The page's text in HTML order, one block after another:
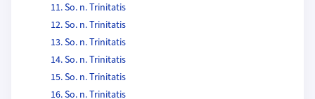
11. So. n. Trinitatis
12. So. n. Trinitatis
13. So. n. Trinitatis
14. So. n. Trinitatis
15. So. n. Trinitatis
16. So. n. Trinitatis